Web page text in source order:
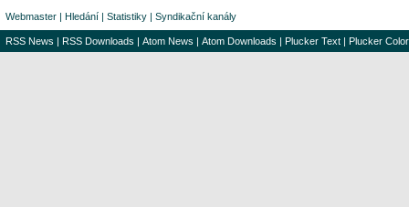
Webmaster | Hledání | Statistiky | Syndikační kanály
RSS News | RSS Downloads | Atom News | Atom Downloads | Plucker Text | Plucker Color